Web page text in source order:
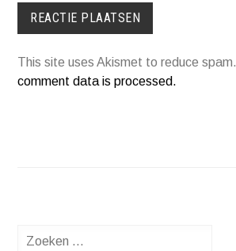
This site uses Akismet to reduce spam.
comment data is processed.
Zoeken